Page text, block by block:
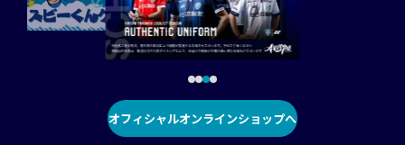
オフィシャルオンラインショップへ